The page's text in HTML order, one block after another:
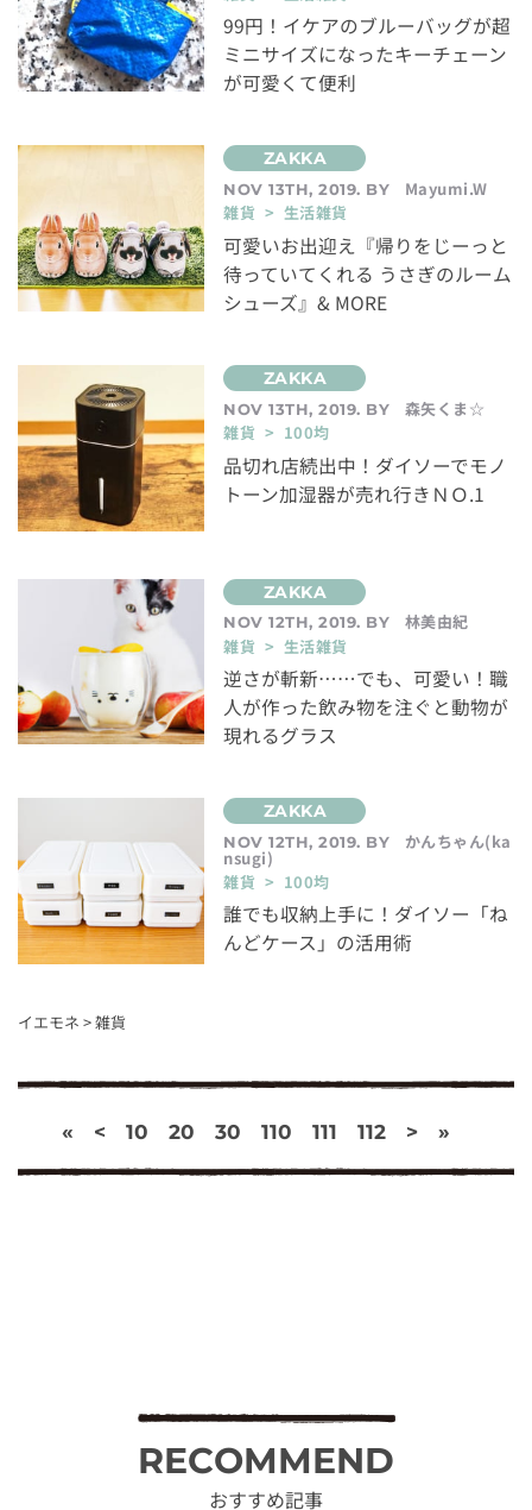
99円！イケアのブルーバッグが超
ミニサイズになったキーチェーン
が可愛くて便利
NOV 13TH, 2019. BY
Mayumi.W
雑貨 > 生活雑貨
可愛いお出迎え『帰りをじーっと
待っていてくれる うさぎのルーム
シューズ』& MORE
NOV 13TH, 2019. BY
森矢くま☆
雑貨 > 100均
品切れ店続出中！ダイソーでモノ
トーン加湿器が売れ行きＮＯ.1
NOV 12TH, 2019. BY
林美由紀
雑貨 > 生活雑貨
逆さが斬新……でも、可愛い！職
人が作った飲み物を注ぐと動物が
現れるグラス
NOV 12TH, 2019. BY かんちゃん(ka
nsugi)
雑貨 > 100均
誰でも収納上手に！ダイソー「ね
んどケース」の活用術
イエモネ >雑貨
« < 10 20 30 110 111 112 > »
RECOMMEND
おすすめ記事